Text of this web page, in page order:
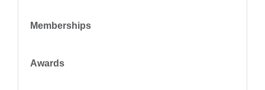
Memberships
Awards